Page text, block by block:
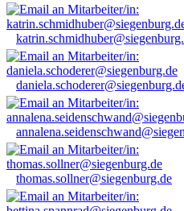
thomas.sollner@siegenburg.de